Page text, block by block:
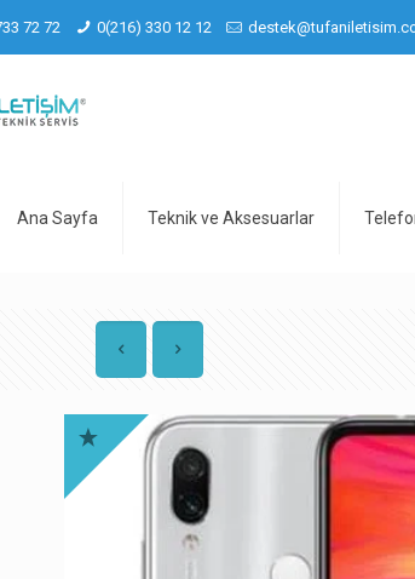
72 72 0(216) 330 12 12
Ana Sayfa Teknik ve Aksesuarlar